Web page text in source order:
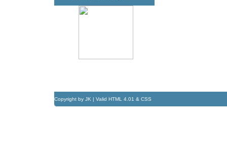
Copyright by JK | Valid HTML 4.01 & CSS